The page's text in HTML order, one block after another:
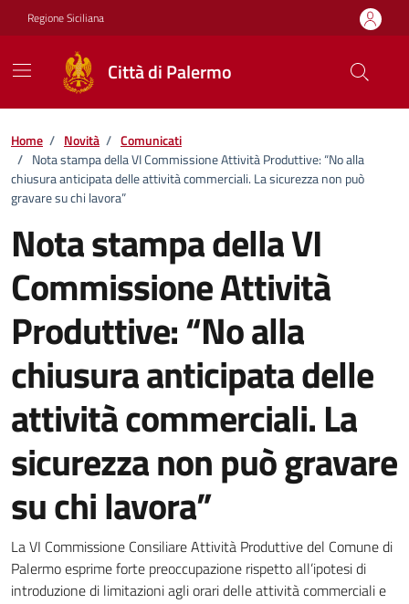
Vai ai contenuti
Vai al footer
Regione Siciliana
Città di Palermo
Home / Novità / Comunicati
/ Nota stampa della VI Commissione Attività Produttive: “No alla
chiusura anticipata delle attività commerciali. La sicurezza non può
gravare su chi lavora”
Nota stampa della VI
Commissione Attività
Produttive: “No alla
chiusura anticipata delle
attività commerciali. La
sicurezza non può gravare
su chi lavora”
Dettagli della notizia
La VI Commissione Consiliare Attività Produttive del Comune di
Palermo esprime forte preoccupazione rispetto all’ipotesi di
introduzione di limitazioni agli orari delle attività commerciali e